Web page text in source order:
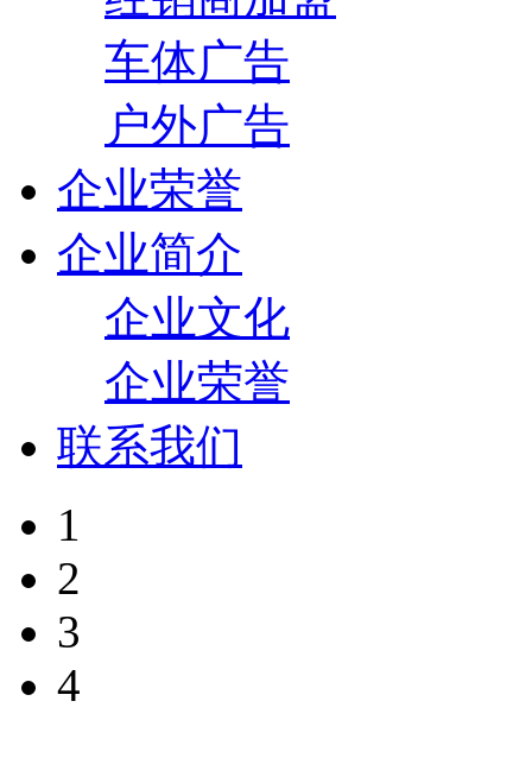
车体广告
户外广告
企业荣誉
企业简介
企业文化
企业荣誉
联系我们
1
2
3
4